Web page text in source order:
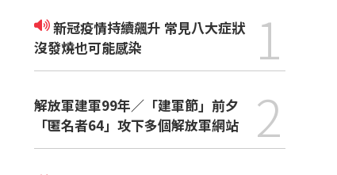
新冠疫情持續飆升 常見八大症狀
沒發燒也可能感染
1
解放軍建軍99年／「建軍節」前夕
「匿名者64」攻下多個解放軍網站
2